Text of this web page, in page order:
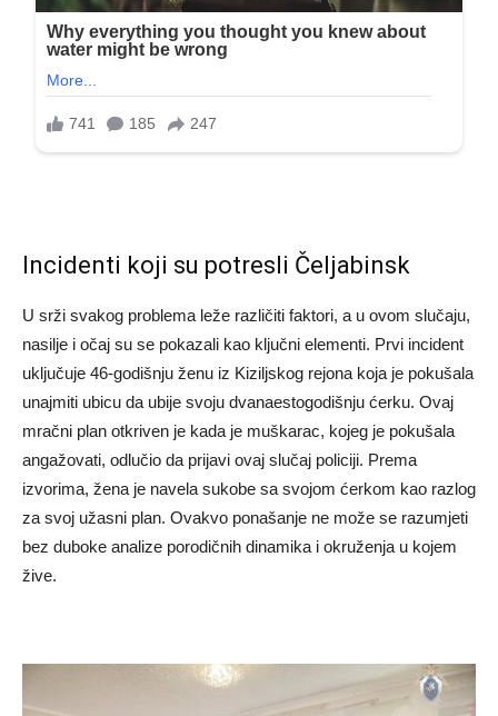
Incidenti koji su potresli Čeljabinsk
U srži svakog problema leže različiti faktori, a u ovom slučaju,
nasilje i očaj su se pokazali kao ključni elementi. Prvi incident
uključuje 46-godišnju ženu iz Kiziljskog rejona koja je pokušala
unajmiti ubicu da ubije svoju dvanaestogodišnju ćerku. Ovaj
mračni plan otkriven je kada je muškarac, kojeg je pokušala
angažovati, odlučio da prijavi ovaj slučaj policiji. Prema
izvorima, žena je navela sukobe sa svojom ćerkom kao razlog
za svoj užasni plan. Ovakvo ponašanje ne može se razumjeti
bez duboke analize porodičnih dinamika i okruženja u kojem
žive.